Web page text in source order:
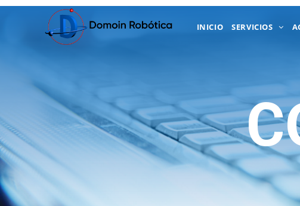
INICIO SERVICIOS